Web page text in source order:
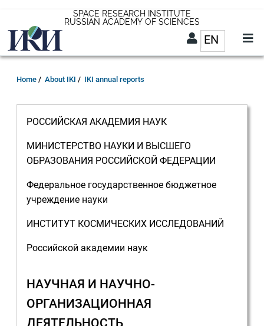
main
content
SPACE RESEARCH INSTITUTE
RUSSIAN ACADEMY OF SCIENCES
ENList
EN
Breadcrumb
Home About IKI IKI annual reports
РОССИЙСКАЯ АКАДЕМИЯ НАУК
МИНИСТЕРСТВО НАУКИ И ВЫСШЕГО
ОБРАЗОВАНИЯ РОССИЙСКОЙ ФЕДЕРАЦИИ
Федеральное государственное бюджетное
учреждение науки
ИНСТИТУТ КОСМИЧЕСКИХ ИССЛЕДОВАНИЙ
Российской академии наук
НАУЧНАЯ И НАУЧНО-
ОРГАНИЗАЦИОННАЯ
ДЕЯТЕЛЬНОСТЬ